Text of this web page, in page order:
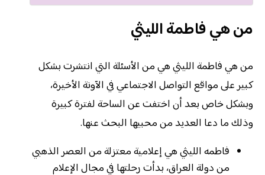
من هي فاطمة الليثي
من هي فاطمة الليثي هي من الأسئلة التي انتشرت بشكل
كبير على مواقع التواصل الاجتماعي في الآونة الأخيرة،
وبشكل خاص بعد أن اختفت عن الساحة لفترة كبيرة
وذلك ما دعا العديد من محبيها البحث عنها.
فاطمه الليثي هي إعلامية معتزلة من العصر الذهبي
من دولة العراق، بدأت رحلتها في مجال الإعلام